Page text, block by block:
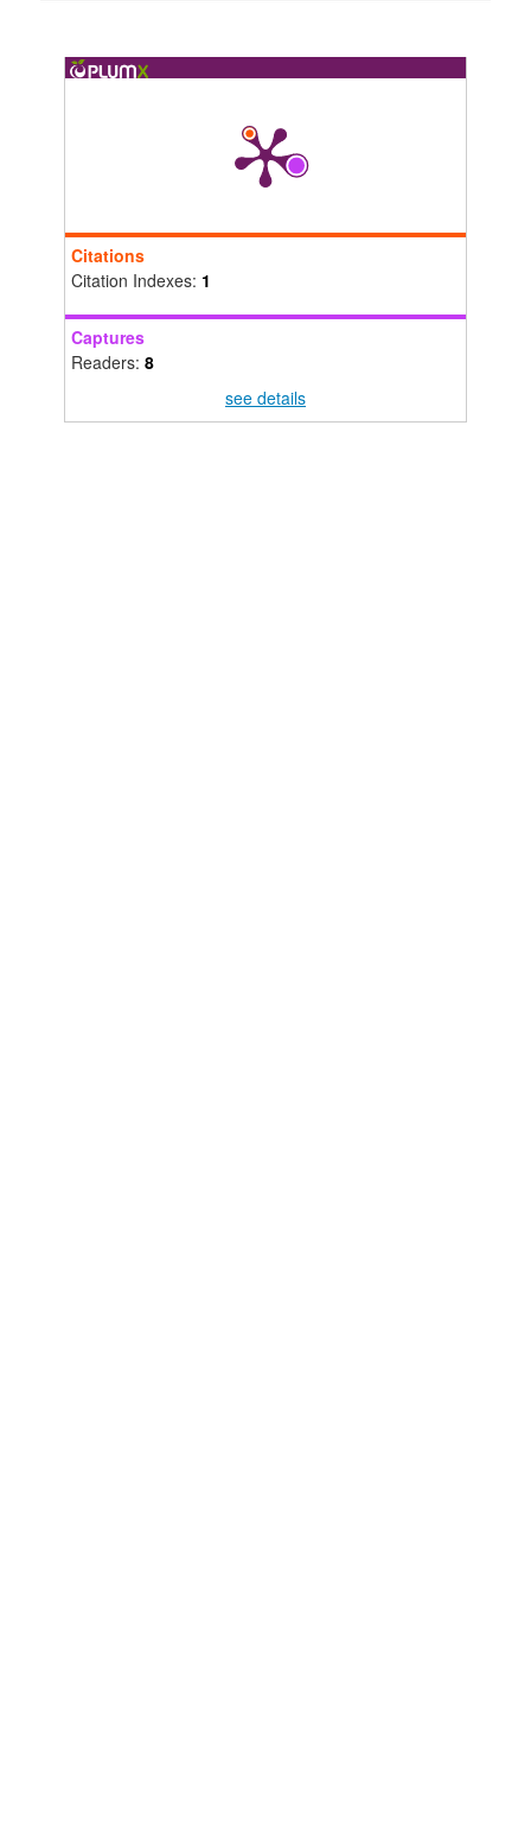
Citations
Citation Indexes: 1
Captures
Readers: 8
see details